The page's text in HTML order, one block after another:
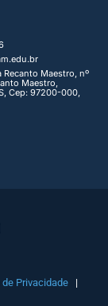
Recanto Maestro, nº
Maestro,
Cep: 97200-000,
Privacidade|